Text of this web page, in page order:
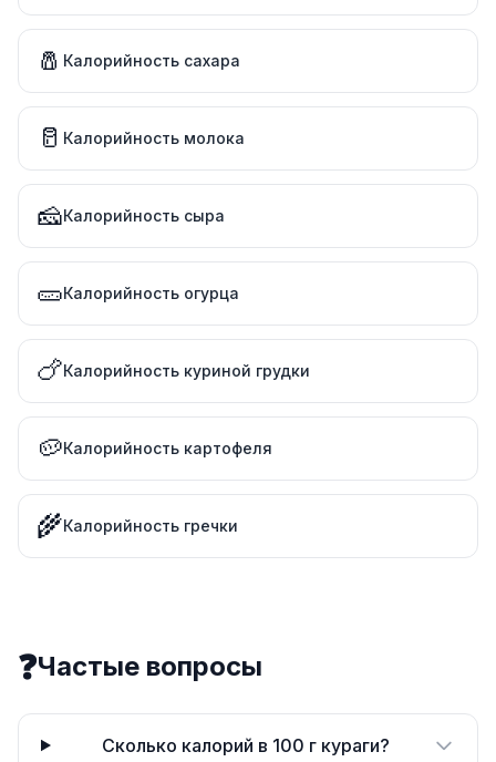
🧂 Калорийность сахара
🥛 Калорийность молока
🧀Калорийность сыра
🥒Калорийность огурца
🍗Калорийность куриной грудки
🥔Калорийность картофеля
🌾Калорийность гречки
❓Частые вопросы
Сколько калорий в 100 г кураги?